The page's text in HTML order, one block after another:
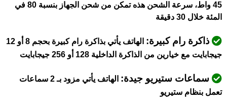
45 واط، سرعة الشحن هذه تمكن من شحن الجهاز بنسبة 80 في
المئة خلال 30 دقيقة
ذاكرة رام كبيرة:
الهاتف يأتي بذاكرة رام كبيرة بحجم 8 أو 12
جيجابايت مع خيارين من الذاكرة الداخلية 128 أو 256 جيجابايت
سماعات ستيريو جيدة:
الهاتف يأتي مزود بـ 2 سماعات
تعمل بنظام ستيريو